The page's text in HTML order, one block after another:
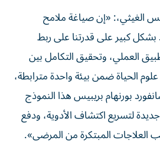
الغيثي،: «إن صياغة ملامح
كبير على قدرتنا على ربط
العملي، وتحقيق التكامل بين
الحياة ضمن بيئة واحدة مترابطة،
بورنهام بريبيس هذا النموذج
لتسريع اكتشاف الأدوية، ودفع
العلاجات المبتكرة من المرضى».